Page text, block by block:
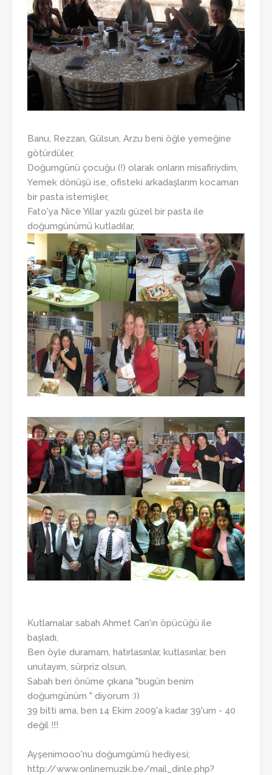
Banu, Rezzan, Gülsun, Arzu beni öğle yemeğine
götürdüler,
Doğumgünü çocuğu (!) olarak onların misafiriydim,
Yemek dönüşü ise, ofisteki arkadaşlarım kocaman
bir pasta istemişler,
Fato'ya Nice Yıllar yazılı güzel bir pasta ile
doğumgünümü kutladılar,
Kutlamalar sabah Ahmet Can'ın öpücüğü ile
başladı,
Ben öyle duramam, hatırlasınlar, kutlasınlar, ben
unutayım, sürpriz olsun,
Sabah beri önüme çıkana "bugün benim
doğumgünüm " diyorum :))
39 bitti ama, ben 14 Ekim 2009'a kadar 39'um - 40
değil !!!
Ayşenimooo'nu doğumgümü hediyesi;
http://www.onlinemuzik.be/mail_dinle.php?